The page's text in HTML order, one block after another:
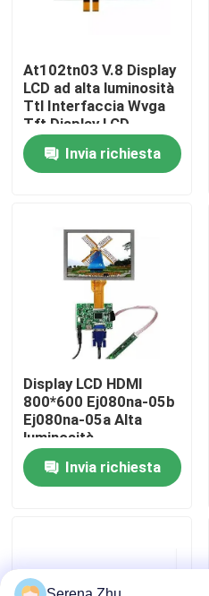
Casa
Prodotti
Su di noi
Visita alla fabbrica
Controllo Qualità
Contattaci
Notizie
Computer tutti compresi
At102tn03 V.8 Display
LCD ad alta luminosità
Ttl Interfaccia Wvga
Tft Display LCD
Invia richiesta
Display LCD HDMI
800*600 Ej080na-05b
Ej080na-05a Alta
luminosità
Invia richiesta